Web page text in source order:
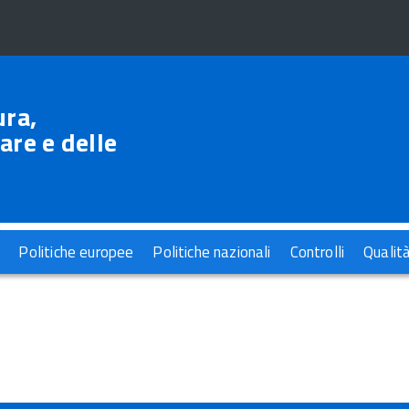
e delle
Politiche europee Politiche nazionali Controlli